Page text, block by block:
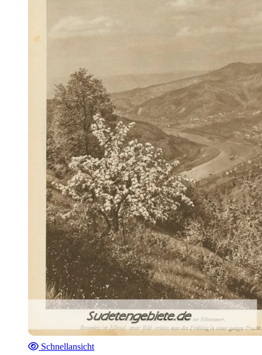
Schnellansicht